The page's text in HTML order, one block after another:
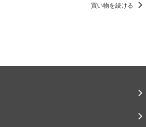
買い物を続ける